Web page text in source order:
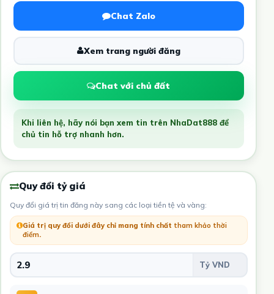
Chat Zalo
Xem trang người đăng
Chat với chủ đất
Khi liên hệ, hãy nói bạn xem tin trên NhaDat888 để
chủ tin hỗ trợ nhanh hơn.
Quy đổi tỷ giá
Quy đổi giá trị tin đăng này sang các loại tiền tệ và vàng:
Giá trị quy đổi dưới đây chỉ mang tính chất tham khảo thời
điểm.